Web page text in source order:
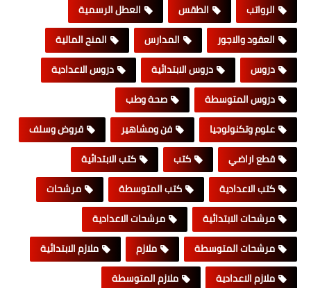
الرواتب
الطقس
العطل الرسمية
العقود والاجور
المدارس
المنح المالية
دروس
دروس الابتدائية
دروس الاعدادية
دروس المتوسطة
صحة وطب
علوم وتكنولوجيا
فن ومشاهير
قروض وسلف
قطع اراضي
كتب
كتب الابتدائية
كتب الاعدادية
كتب المتوسطة
مرشحات
مرشحات الابتدائية
مرشحات الاعدادية
مرشحات المتوسطة
ملازم
ملازم الابتدائية
ملازم الاعدادية
ملازم المتوسطة